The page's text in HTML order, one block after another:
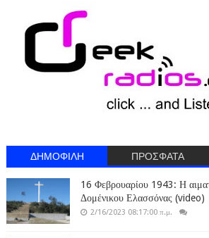
ΔΗΜΟΦΙΛΗ ΠΡΟΣΦΑΤΑ
16 Φεβρουαρίου 1943: Η
Δομένικου Ελασσόνας (video)
2/16/2023 08:17:00 π.μ.